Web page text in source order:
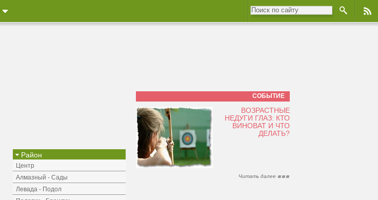
Район
Центр
Алмазный - Сады
Левада - Подол
СОБЫТИЕ
ВОЗРАСТНЫЕ
НЕДУГИ ГЛАЗ: КТО
ВИНОВАТ И ЧТО
ДЕЛАТЬ?
Читать далее